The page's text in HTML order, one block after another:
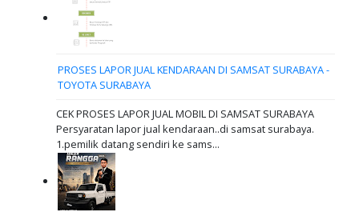
PROSES LAPOR JUAL KENDARAAN DI SAMSAT SURABAYA -
TOYOTA SURABAYA
CEK PROSES LAPOR JUAL MOBIL DI SAMSAT SURABAYA
Persyaratan lapor jual kendaraan..di samsat surabaya.
1.pemilik datang sendiri ke sams...